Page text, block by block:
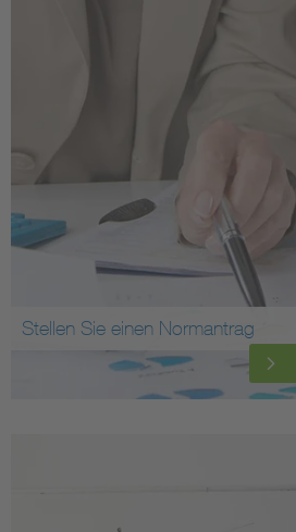
Stellen Sie einen Normantrag